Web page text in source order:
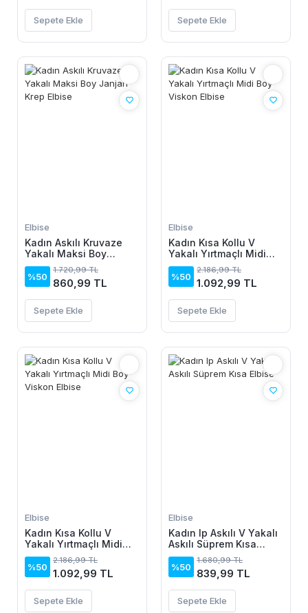
Sepete Ekle Sepete Ekle
Elbise
Kadın Askılı Kruvaze
Yakalı Maksi Boy
Janjan Krep Elbise
%50
1.720,99 TL
860,99 TL
Sepete Ekle
Elbise
Kadın Kısa Kollu V
Yakalı Yırtmaçlı Midi
Boy Viskon Elbise
%50
2.186,99 TL
1.092,99 TL
Sepete Ekle
Elbise
Kadın Kısa Kollu V
Yakalı Yırtmaçlı Midi
Boy Viskon Elbise
%50
2.186,99 TL
1.092,99 TL
Sepete Ekle
Elbise
Kadın Ip Askılı V Yakalı
Askılı Süprem Kısa
Elbise
%50
1.680,99 TL
839,99 TL
Sepete Ekle